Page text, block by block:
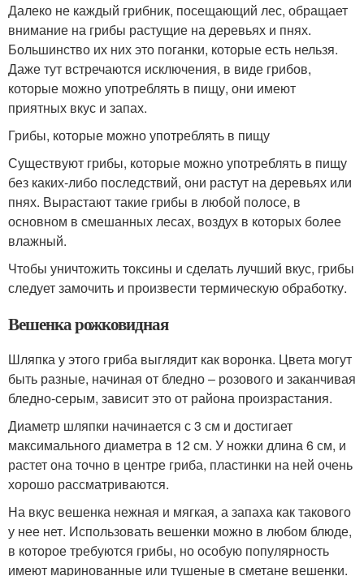
Далеко не каждый грибник, посещающий лес, обращает
внимание на грибы растущие на деревьях и пнях.
Большинство их них это поганки, которые есть нельзя.
Даже тут встречаются исключения, в виде грибов,
которые можно употреблять в пищу, они имеют
приятных вкус и запах.
Грибы, которые можно употреблять в пищу
Существуют грибы, которые можно употреблять в пищу
без каких-либо последствий, они растут на деревьях или
пнях. Вырастают такие грибы в любой полосе, в
основном в смешанных лесах, воздух в которых более
влажный.
Чтобы уничтожить токсины и сделать лучший вкус, грибы
следует замочить и произвести термическую обработку.
Вешенка рожковидная
Шляпка у этого гриба выглядит как воронка. Цвета могут
быть разные, начиная от бледно – розового и заканчивая
бледно-серым, зависит это от района произрастания.
Диаметр шляпки начинается с 3 см и достигает
максимального диаметра в 12 см. У ножки длина 6 см, и
растет она точно в центре гриба, пластинки на ней очень
хорошо рассматриваются.
На вкус вешенка нежная и мягкая, а запаха как такового
у нее нет. Использовать вешенки можно в любом блюде,
в которое требуются грибы, но особую популярность
имеют маринованные или тушеные в сметане вешенки.